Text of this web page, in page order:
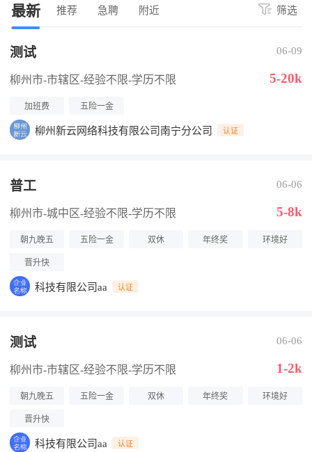
最新 推荐 急聘 附近 筛选
测试 06-09
柳州市-市辖区-经验不限-学历不限 5-20k
加班费 五险一金
柳州新云网络科技有限公司南宁分公司 认证
普工 06-06
柳州市-城中区-经验不限-学历不限 5-8k
朝九晚五 五险一金 双休 年终奖 环境好
晋升快
科技有限公司aa 认证
测试 06-06
柳州市-市辖区-经验不限-学历不限 1-2k
朝九晚五 五险一金 双休 年终奖 环境好
晋升快
科技有限公司aa 认证